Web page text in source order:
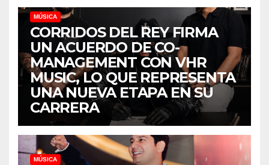
MÚSICA
CORRIDOS DEL REY FIRMA
UN ACUERDO DE CO-
MANAGEMENT CON VHR
MUSIC, LO QUE REPRESENTA
UNA NUEVA ETAPA EN SU
CARRERA
MÚSICA